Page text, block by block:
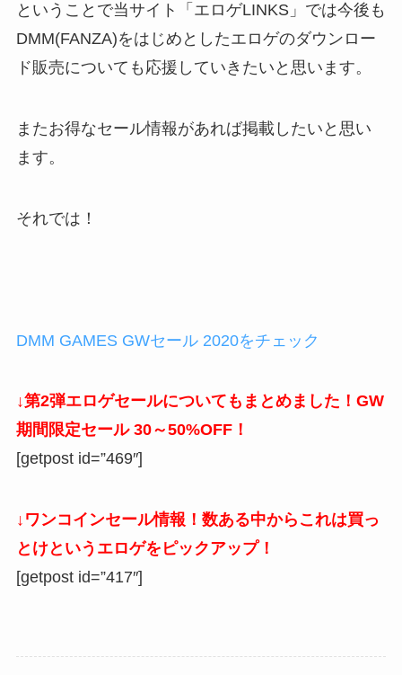
ということで当サイト「エロゲLINKS」では今後も
DMM(FANZA)をはじめとしたエロゲのダウンロー
ド販売についても応援していきたいと思います。
またお得なセール情報があれば掲載したいと思い
ます。
それでは！
DMM GAMES GWセール 2020をチェック
↓第2弾エロゲセールについてもまとめました！GW
期間限定セール 30～50%OFF！
[getpost id=”469″]
↓ワンコインセール情報！数ある中からこれは買っ
とけというエロゲをピックアップ！
[getpost id=”417″]